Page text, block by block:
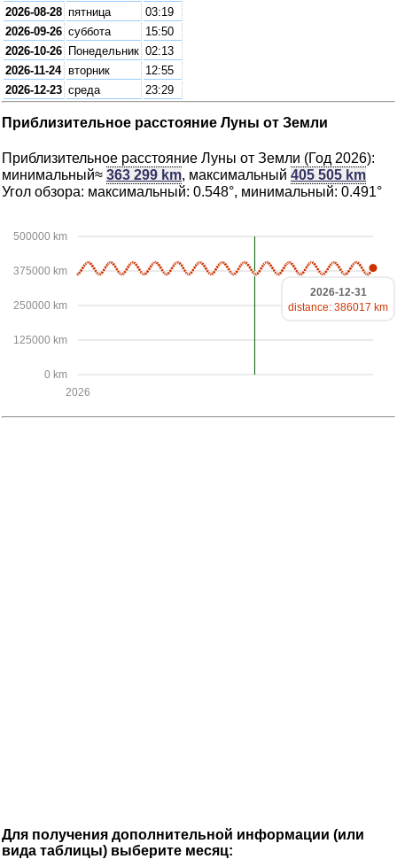
2026-08-28 пятница
03:19
2026-09-26 суббота
15:50
2026-10-26 Понедельник 02:13
2026-11-24 вторник
12:55
2026-12-23 среда 23:29
Приблизительное расстояние Луны от Земли
Приблизительное расстояние Луны от Земли (Год 2026):
минимальный≈ 363 299 km, максимальный 405 505 km
Угол обзора: максимальный: 0.548°, минимальный: 0.491°
0 km
125000 km
250000 km
375000 km
500000 km
2026
2026-12-31
distance: 386017 km
Для получения дополнительной информации (или
вида таблицы) выберите месяц: